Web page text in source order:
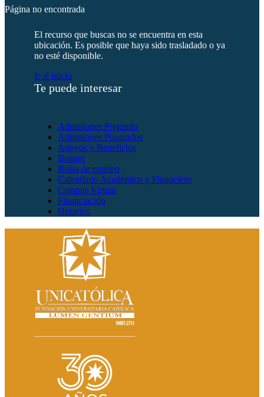
Página no encontrada
El recurso que buscas no se encuentra en esta
ubicación. Es posible que haya sido trasladado o ya
no esté disponible.
Ir al inicio
Te puede interesar
Admisiones Pregrado
Admisiones Posgrados
Apoyos y Beneficios
Banner
Bolsa de empleo
Calendario Académico y Financiero
Campus Virtual
Financiación
Horarios